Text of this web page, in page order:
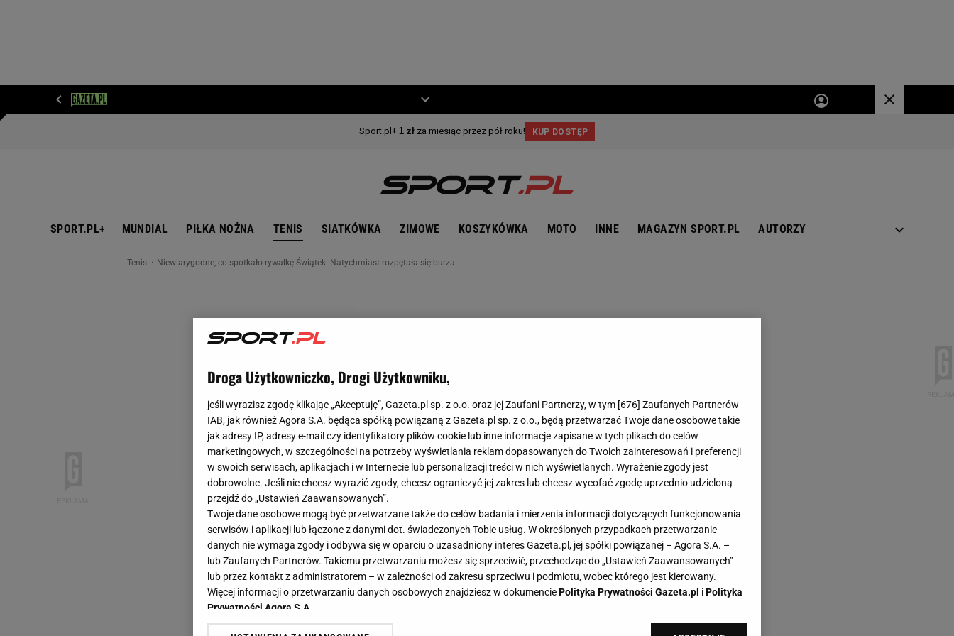
SPORT.PL+ MUNDIAL PIŁKA NOŻNA TENIS SIATKÓWKA ZIMOWE KOSZYKÓWKA MOTO INNE MAGAZYN SPORT.PL AUTORZY
Tenis Niewiarygodne, co spotkało rywalkę Świątek. Natychmiast rozpętała się burza
Droga Użytkowniczko, Drogi Użytkowniku,
jeśli wyrazisz zgodę klikając „Akceptuję”, Gazeta.pl sp. z o.o. oraz jej Zaufani Partnerzy, w tym [676] Zaufanych Partnerów
IAB, jak również Agora S.A. będąca spółką powiązaną z Gazeta.pl sp. z o.o., będą przetwarzać Twoje dane osobowe takie
jak adresy IP, adresy e-mail czy identyfikatory plików cookie lub inne informacje zapisane w tych plikach do celów
marketingowych, w szczególności na potrzeby wyświetlania reklam dopasowanych do Twoich zainteresowań i preferencji
w swoich serwisach, aplikacjach i w Internecie lub personalizacji treści w nich wyświetlanych. Wyrażenie zgody jest
dobrowolne. Jeśli nie chcesz wyrazić zgody, chcesz ograniczyć jej zakres lub chcesz wycofać zgodę uprzednio udzieloną
przejdź do „Ustawień Zaawansowanych”.
Twoje dane osobowe mogą być przetwarzane także do celów badania i mierzenia informacji dotyczących funkcjonowania
serwisów i aplikacji lub łączone z danymi dot. świadczonych Tobie usług. W określonych przypadkach przetwarzanie
danych nie wymaga zgody i odbywa się w oparciu o uzasadniony interes Gazeta.pl, jej spółki powiązanej – Agora S.A. –
lub Zaufanych Partnerów. Takiemu przetwarzaniu możesz się sprzeciwić, przechodząc do „Ustawień Zaawansowanych”
lub przez kontakt z administratorem – w zależności od zakresu sprzeciwu i podmiotu, wobec którego jest kierowany.
Więcej informacji o przetwarzaniu danych osobowych znajdziesz w dokumenciePolityka Prywatności Gazeta.pl iPolityka
Prywatności Agora S.A.